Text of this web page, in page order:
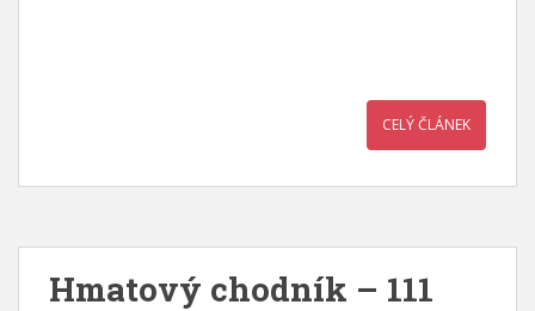
CELÝ ČLÁNEK
Hmatový chodník – 111